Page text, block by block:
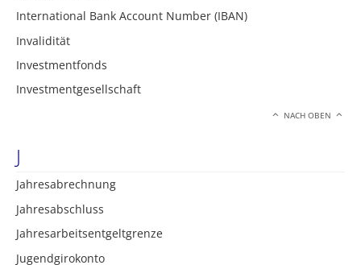
International Bank Account Number (IBAN)
Invalidität
Investmentfonds
Investmentgesellschaft
NACH OBEN
J
Jahresabrechnung
Jahresabschluss
Jahresarbeitsentgeltgrenze
Jugendgirokonto